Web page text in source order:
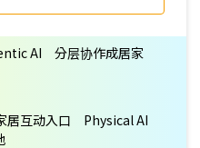
AI 分层协作成居家
居互动入口 Physical AI